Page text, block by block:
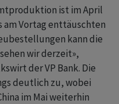
ist im April
Vortag enttäuschten
kann die
wir derzeit»,
der VP Bank. Die
deutlich zu, wobei
im Mai weiterhin